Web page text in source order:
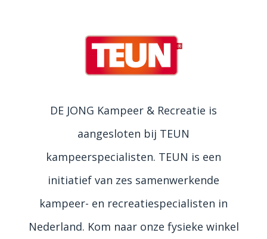
DE JONG Kampeer & Recreatie is
aangesloten bij TEUN
kampeerspecialisten. TEUN is een
initiatief van zes samenwerkende
kampeer- en recreatiespecialisten in
Nederland. Kom naar onze fysieke winkel